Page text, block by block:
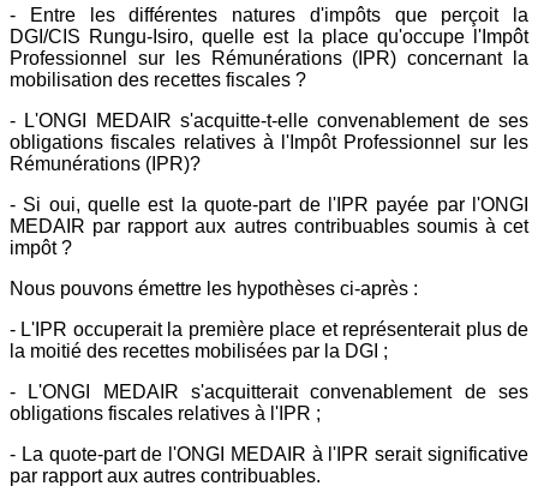
- Entre les différentes natures d'impôts que perçoit la
DGI/CIS Rungu-Isiro, quelle est la place qu'occupe l'Impôt
Professionnel sur les Rémunérations (IPR) concernant la
mobilisation des recettes fiscales ?
- L'ONGI MEDAIR s'acquitte-t-elle convenablement de ses
obligations fiscales relatives à l'Impôt Professionnel sur les
Rémunérations (IPR)?
- Si oui, quelle est la quote-part de l'IPR payée par l'ONGI
MEDAIR par rapport aux autres contribuables soumis à cet
impôt ?
Nous pouvons émettre les hypothèses ci-après :
- L'IPR occuperait la première place et représenterait plus de
la moitié des recettes mobilisées par la DGI ;
- L'ONGI MEDAIR s'acquitterait convenablement de ses
obligations fiscales relatives à l'IPR ;
- La quote-part de l'ONGI MEDAIR à l'IPR serait significative
par rapport aux autres contribuables.